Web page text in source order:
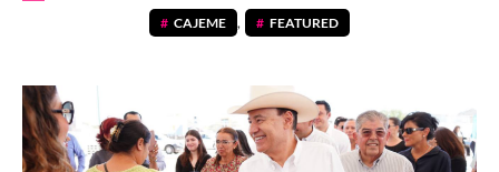
CAJEME , FEATURED